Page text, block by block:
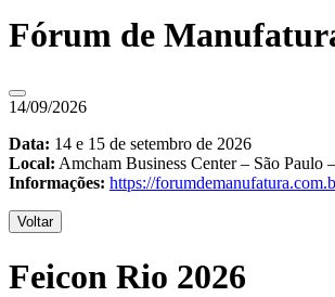
Fórum de
14/09/2026
Data: 14 e 15 de setembro de 2026
Local: Amcham Business Center – São Paulo
Informações: https://
Voltar
Feicon Rio 2026